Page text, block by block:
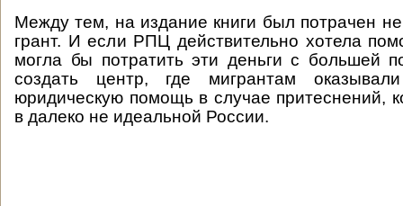
Между тем, на издание книги был потрачен
грант. И если РПЦ действительно хотела
могла бы потратить эти деньги с большей
создать центр, где мигрантам
юридическую помощь в случае притеснений,
в далеко не идеальной России.